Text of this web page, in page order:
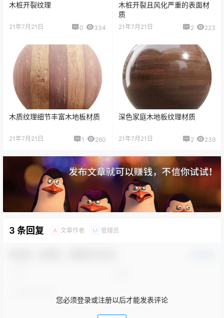
木桩开裂纹理
21年7月21日 0 334
木桩开裂且风化严重的表面材
质
21年7月21日 2 223
木质纹理细节丰富木地板材质
21年7月21日 1 260
深色家庭木地板纹理材质
21年7月21日 2 239
3 条回复 A 文章作者 M 管理员
您必须登录或注册以后才能发表评论